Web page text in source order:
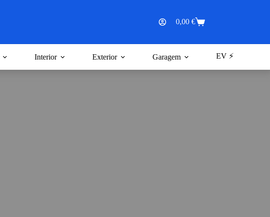
Carrinho
compras
0,00 €
Interior Exterior Garagem EV ⚡